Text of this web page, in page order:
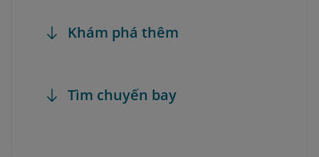
Khám phá thêm
Tìm chuyến bay